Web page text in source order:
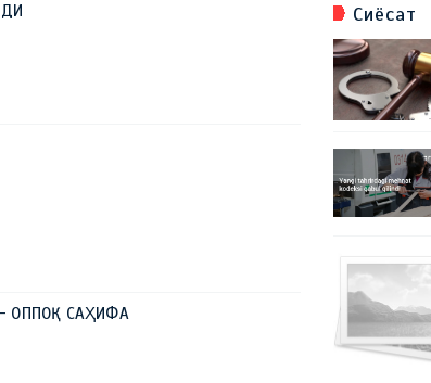
- ОППОҚ САҲИФА
Сиёсат